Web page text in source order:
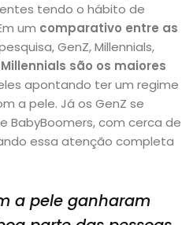
tendo o hábito de
um comparativo entre as
GenZ, Millennials,
Millennials são os maiores
apontando ter um regime
a pele. Já os GenZ se
BabyBoomers, com cerca de
essa atenção completa
a pele ganharam